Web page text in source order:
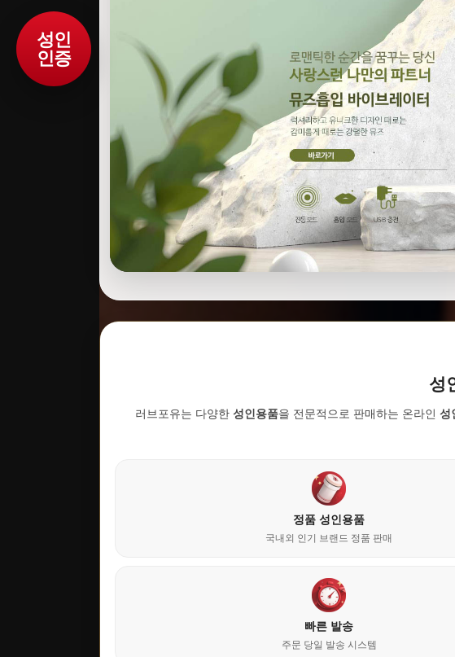
성
러브포유는 다양한 성인용품을 전문적으로 판매하는 온라인 성
정품 성인용품
국내외 인기 브랜드 정품 판매
빠른 발송
주문 당일 발송 시스템
성인
인증